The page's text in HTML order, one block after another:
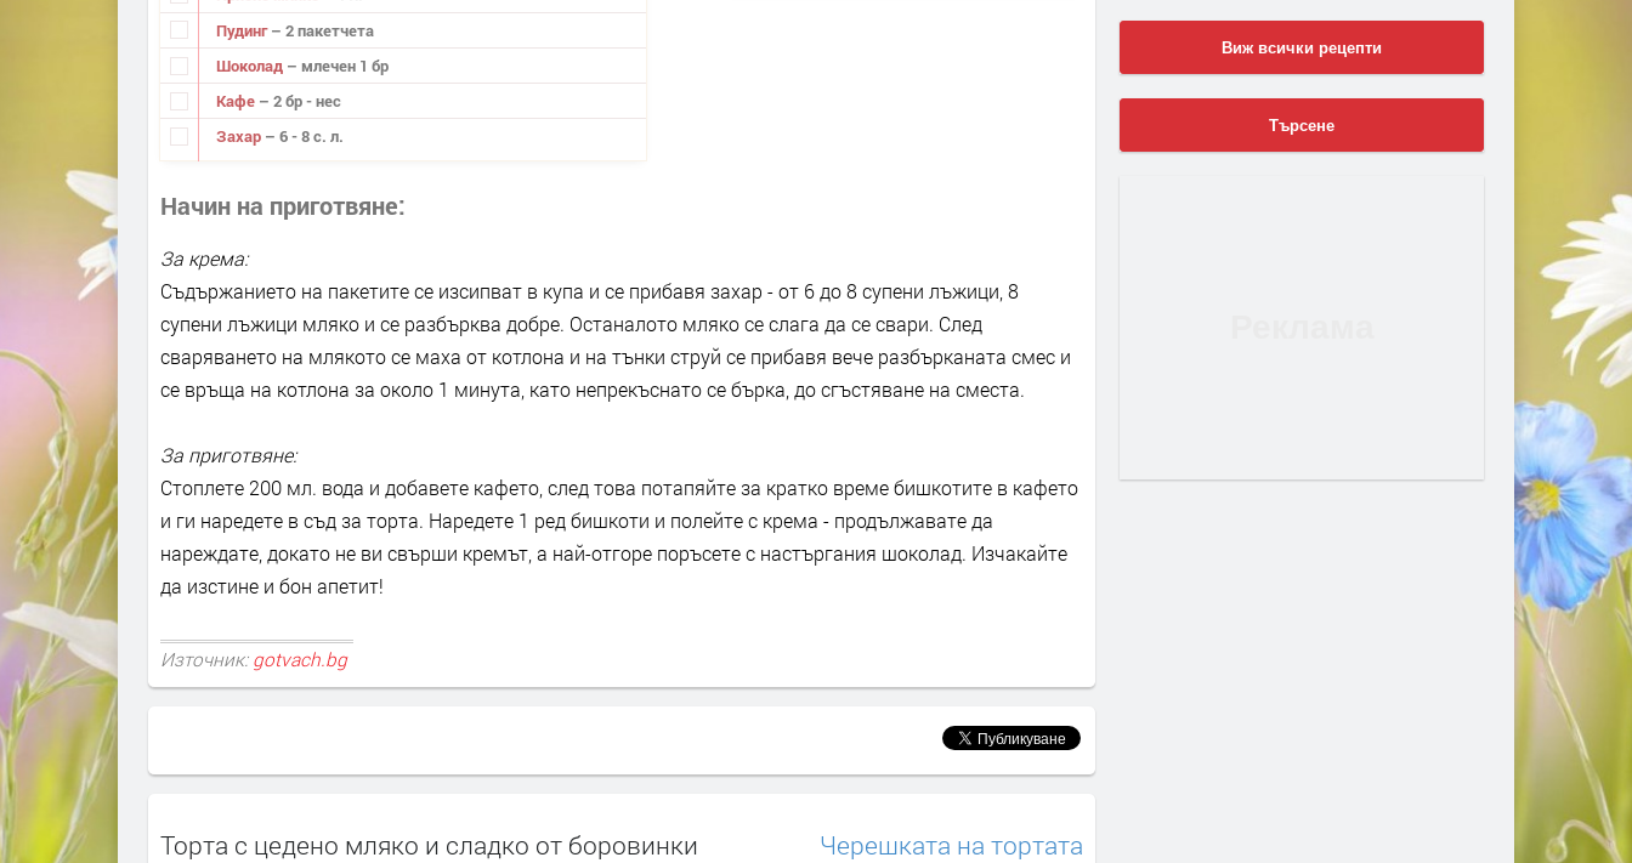
Пудинг– 2 пакетчета
Шоколад – млечен 1 бр
Кафе – 2 бр - нес
Захар – 6 - 8 с. л.
Начин на приготвяне
За крема:
Съдържанието на пакетите се изсипват в купа и се прибавя захар - от 6 до 8 супени лъжици, 8
супени лъжици мляко и се разбърква добре. Останалото мляко се слага да се свари. След
сваряването на млякото се маха от котлона и на тънки струй се прибавя вече разбърканата смес и
се връща на котлона за около 1 минута, като непрекъснато се бърка, до сгъстяване на сместа.
За приготвяне:
Стоплете 200 мл. вода и добавете кафето, след това потапяйте за кратко време бишкотите в кафето
и ги наредете в съд за торта. Наредете 1 ред бишкоти и полейте с крема - продължавате да
нареждате, докато не ви свърши кремът, а най-отгоре поръсете с настъргания шоколад. Изчакайте
да изстине и бон апетит!
Източник: gotvach.bg
Торта с цедено мляко и сладко от боровинки Черешката на тортата
Виж всички рецепти
Търсене